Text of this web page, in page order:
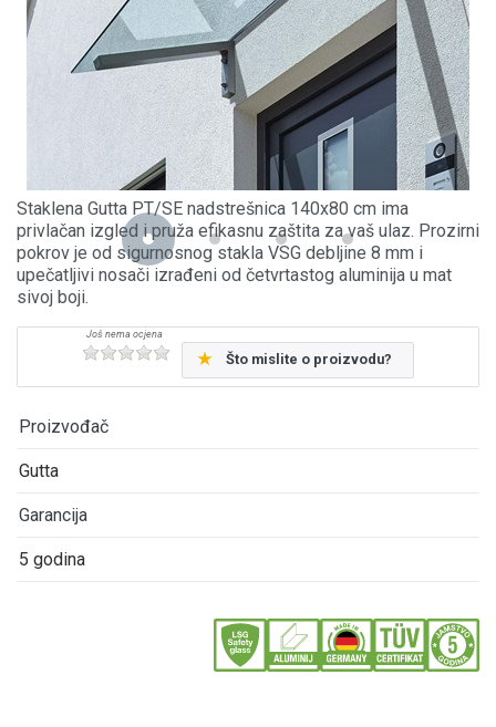
Staklena Gutta PT/SE nadstrešnica 140x80 cm ima
privlačan izgled i pruža efikasnu zaštita za vaš ulaz. Prozirni
pokrov je od sigurnosnog stakla VSG debljine 8 mm i
upečatljivi nosači izrađeni od četvrtastog aluminija u mat
sivoj boji.
Što mislite o proizvodu?
Proizvođač
Gutta
Garancija
5 godina